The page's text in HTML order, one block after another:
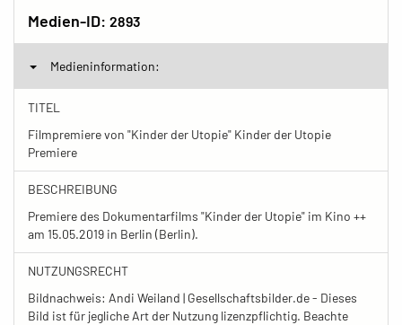
Medien-ID: 2893
Medieninformation:
TITEL
Filmpremiere von "Kinder der Utopie" Kinder der Utopie
Premiere
BESCHREIBUNG
Premiere des Dokumentarfilms "Kinder der Utopie" im Kino ++
am 15.05.2019 in Berlin (Berlin).
NUTZUNGSRECHT
Bildnachweis: Andi Weiland | Gesellschaftsbilder.de - Dieses
Bild ist für jegliche Art der Nutzung lizenzpflichtig. Beachte